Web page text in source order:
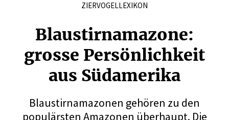
ZIERVOGELLEXIKON
Blaustirna­mazone:
grosse Persön­lichkeit
aus Südamerika
Blaustirnamazonen gehören zu den
populärsten Amazonen überhaupt. Die